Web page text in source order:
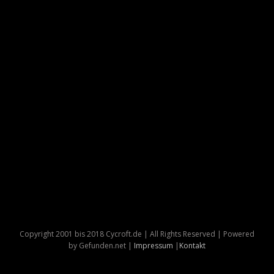
Copyright 2001 bis 2018 Cycroft.de | All Rights Reserved | Powered
by Gefunden.net | Impressum | Kontakt